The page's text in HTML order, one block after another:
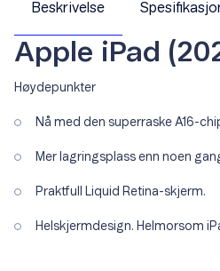
Beskrivelse
Apple iPad
Høydepunkter
Nå med den superraske A16-
Mer lagringsplass enn noen
Praktfull Liquid Retina-skjerm.
Helskjermdesign. Helmorsom